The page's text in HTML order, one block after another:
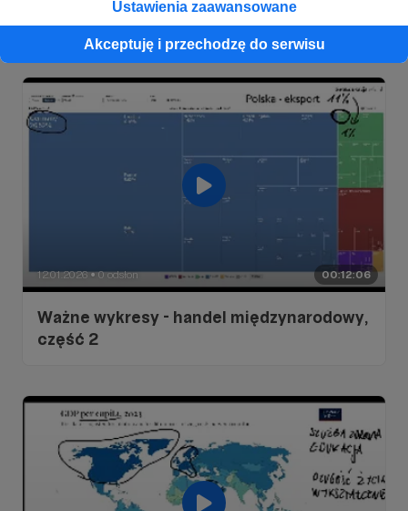
Ustawienia zaawansowane
Akceptuję i przechodzę do serwisu
00:12:06
12.01.2026 ● 0 odsłon
Ważne wykresy - handel międzynarodowy,
część 2